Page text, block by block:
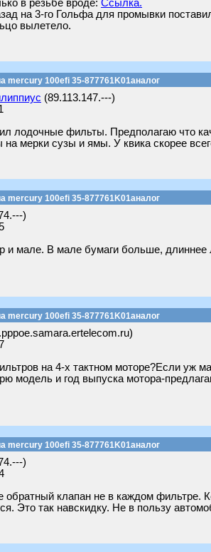
в резьбе вроде: Ссылка.
на 3-го Гольфа для промывки
вылетело.
mercury 100efi 35-877761K01аналог
(89.113.147.---)
лодочные фильты. Предполагаю что
на мерки сузы и ямы. У квика скорее
mercury 100efi 35-877761K01аналог
)
и мале. В мале бумаги больше, длиннее
mercury 100efi 35-877761K01аналог
на 4-х тактном моторе?Если уж
модель и год выпуска мотора-
mercury 100efi 35-877761K01аналог
)
обратный клапан не в каждом фильтре.
Это так навскидку. Не в пользу